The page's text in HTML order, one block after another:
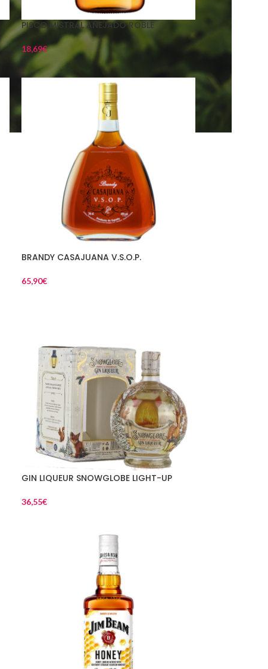
PISCO MISTRAL AÑEJADO ROBLE
18,69€
BRANDY CASAJUANA V.S.O.P.
65,90€
GIN LIQUEUR SNOWGLOBE LIGHT-UP
36,55€